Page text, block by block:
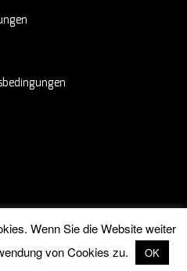
Wenn Sie die Website weiter
von Cookies zu.
OK